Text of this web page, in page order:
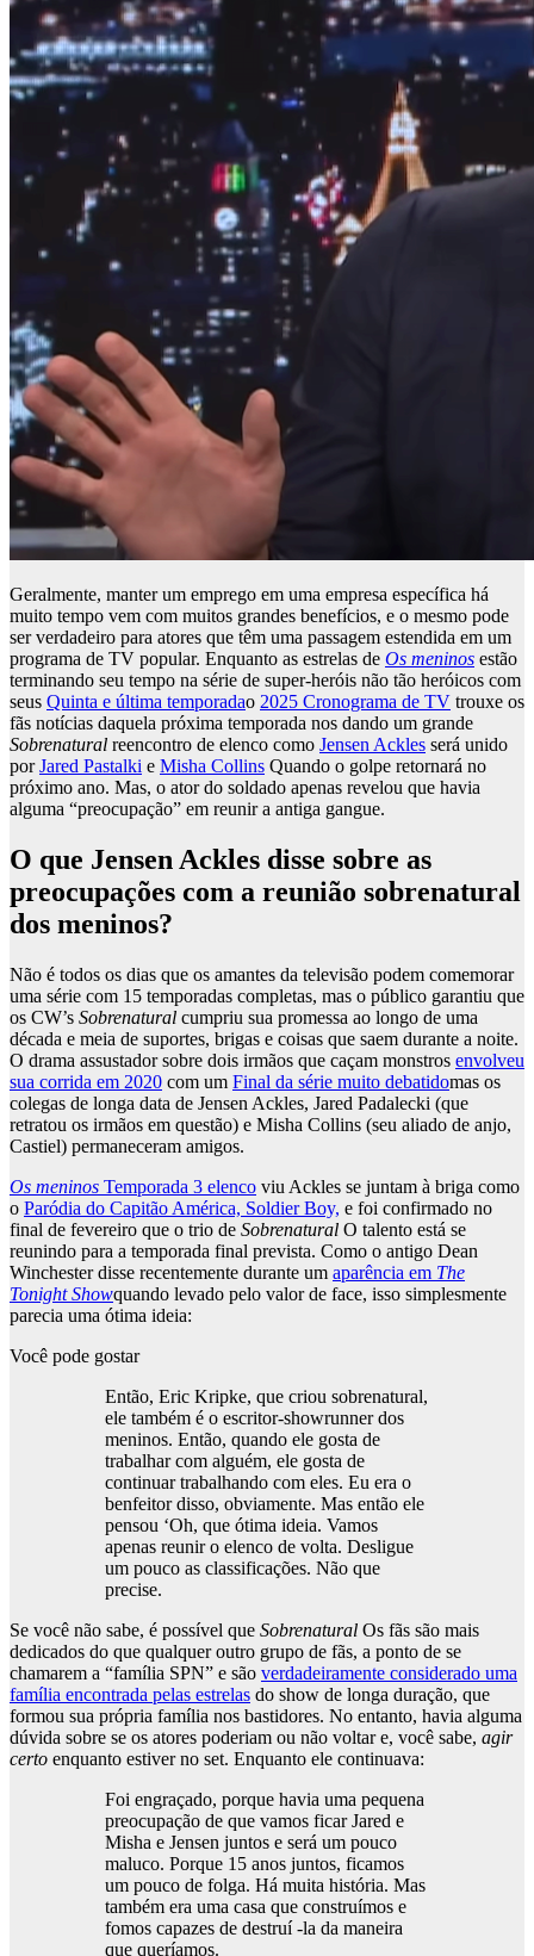
Geralmente, manter um emprego em uma empresa específica há
muito tempo vem com muitos grandes benefícios, e o mesmo pode
ser verdadeiro para atores que têm uma passagem estendida em um
programa de TV popular. Enquanto as estrelas de Os meninos estão
terminando seu tempo na série de super-heróis não tão heróicos com
seus Quinta e última temporadao 2025 Cronograma de TV trouxe os
fãs notícias daquela próxima temporada nos dando um grande
Sobrenatural reencontro de elenco como Jensen Ackles será unido
porJared Pastalki e Misha Collins Quando o golpe retornará no
próximo ano. Mas, o ator do soldado apenas revelou que havia
alguma “preocupação” em reunir a antiga gangue.
O que Jensen Ackles disse sobre as
preocupações com a reunião sobrenatural
dos meninos?
Não é todos os dias que os amantes da televisão podem comemorar
uma série com 15 temporadas completas, mas o público garantiu que
os CW’s Sobrenatural cumpriu sua promessa ao longo de uma
década e meia de suportes, brigas e coisas que saem durante a noite.
O drama assustador sobre dois irmãos que caçam monstros envolveu
sua corrida em 2020 com um Final da série muito debatidomas os
colegas de longa data de Jensen Ackles, Jared Padalecki (que
retratou os irmãos em questão) e Misha Collins (seu aliado de anjo,
Castiel) permaneceram amigos.
Os meninos Temporada 3 elenco viu Ackles se juntam à briga como
o Paródia do Capitão América, Soldier Boy, e foi confirmado no
final de fevereiro que o trio de Sobrenatural O talento está se
reunindo para a temporada final prevista. Como o antigo Dean
Winchester disse recentemente durante um aparência em The
Tonight Showquando levado pelo valor de face, isso simplesmente
parecia uma ótima ideia:
Você pode gostar
Então, Eric Kripke, que criou sobrenatural,
ele também é o escritor-showrunner dos
meninos. Então, quando ele gosta de
trabalhar com alguém, ele gosta de
continuar trabalhando com eles. Eu era o
benfeitor disso, obviamente. Mas então ele
pensou ‘Oh, que ótima ideia. Vamos
apenas reunir o elenco de volta. Desligue
um pouco as classificações. Não que
precise.
Se você não sabe, é possível que Sobrenatural Os fãs são mais
dedicados do que qualquer outro grupo de fãs, a ponto de se
chamarem a “família SPN” e são verdadeiramente considerado uma
família encontrada pelas estrelas do show de longa duração, que
formou sua própria família nos bastidores. No entanto, havia alguma
dúvida sobre se os atores poderiam ou não voltar e, você sabe, agir
certo enquanto estiver no set. Enquanto ele continuava:
Foi engraçado, porque havia uma pequena
preocupação de que vamos ficar Jared e
Misha e Jensen juntos e será um pouco
maluco. Porque 15 anos juntos, ficamos
um pouco de folga. Há muita história. Mas
também era uma casa que construímos e
fomos capazes de destruí -la da maneira
que queríamos.